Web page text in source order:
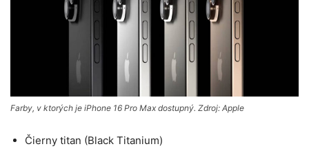
Farby, v ktorých je iPhone 16 Pro Max dostupný. Zdroj: Apple
Čierny titan (Black Titanium)